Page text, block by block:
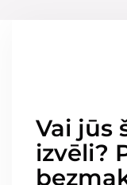
Vai jūs
izvēli?